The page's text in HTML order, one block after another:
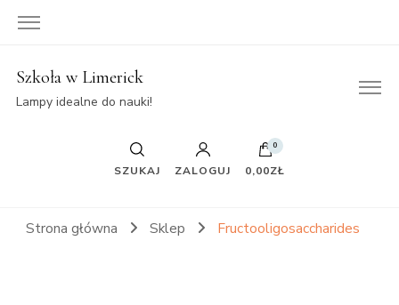
Szkoła w Limerick
Lampy idealne do nauki!
SZUKAJ ZALOGUJ
0
0,00ZŁ
Strona główna Sklep Fructooligosaccharides